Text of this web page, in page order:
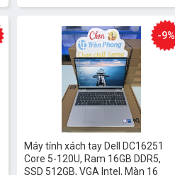
Máy tính xách tay Dell DC16251
Core 5-120U, Ram 16GB DDR5,
SSD 512GB, VGA Intel, Màn 16
-9%